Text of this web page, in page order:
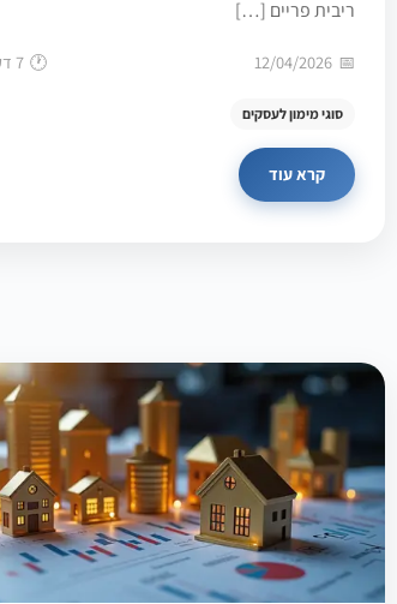
ריבית פריים […]
12/04/2026 7 דקות קריאה
סוגי מימון לעסקים
קרא עוד